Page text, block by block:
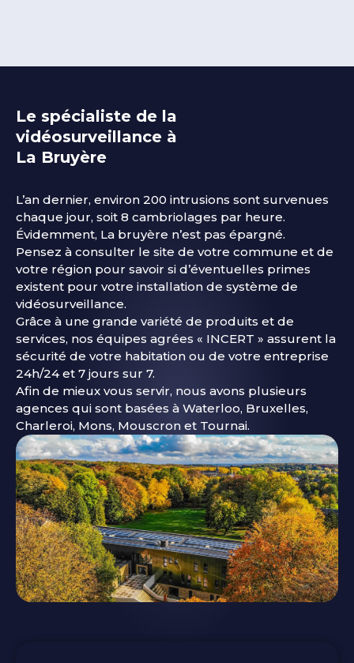
Le spécialiste de la
vidéosurveillance à
La Bruyère
L’an dernier, environ 200 intrusions sont survenues
chaque jour, soit 8 cambriolages par heure.
Évidemment, La bruyère n’est pas épargné.
Pensez à consulter le site de votre commune et de
votre région pour savoir si d’éventuelles primes
existent pour votre installation de système de
vidéosurveillance.
Grâce à une grande variété de produits et de
services, nos équipes agrées « INCERT » assurent la
sécurité de votre habitation ou de votre entreprise
24h/24 et 7 jours sur 7.
Afin de mieux vous servir, nous avons plusieurs
agences qui sont basées à Waterloo, Bruxelles,
Charleroi, Mons, Mouscron et Tournai.